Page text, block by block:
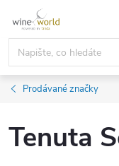
obsah
Prodávané značky
Tenuta